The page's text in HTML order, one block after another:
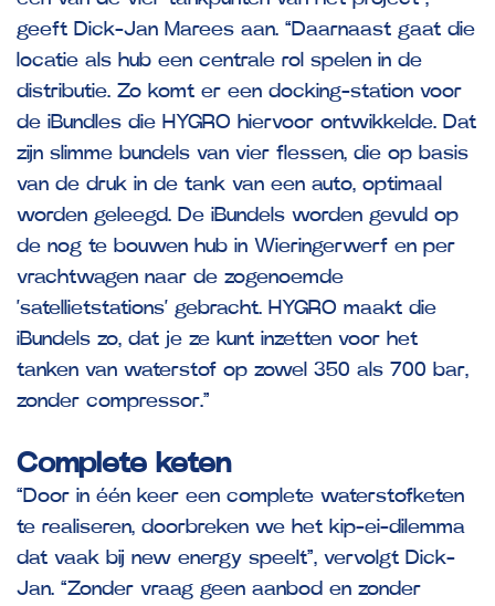
geeft Dick-Jan Marees aan. “Daarnaast gaat die
locatie als hub een centrale rol spelen in de
distributie. Zo komt er een docking-station voor
de iBundles die HYGRO hiervoor ontwikkelde. Dat
zijn slimme bundels van vier flessen, die op basis
van de druk in de tank van een auto, optimaal
worden geleegd. De iBundels worden gevuld op
de nog te bouwen hub in Wieringerwerf en per
vrachtwagen naar de zogenoemde
‘satellietstations’ gebracht. HYGRO maakt die
iBundels zo, dat je ze kunt inzetten voor het
tanken van waterstof op zowel 350 als 700 bar,
zonder compressor.”
Complete keten
“Door in één keer een complete waterstofketen
te realiseren, doorbreken we het kip-ei-dilemma
dat vaak bij new energy speelt”, vervolgt Dick-
Jan. “Zonder vraag geen aanbod en zonder